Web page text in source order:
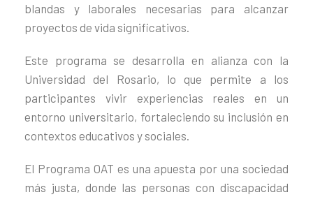
blandas y laborales necesarias para alcanzar
proyectos de vida significativos.
Este programa se desarrolla en alianza con la
Universidad del Rosario, lo que permite a los
participantes vivir experiencias reales en un
entorno universitario, fortaleciendo su inclusión en
contextos educativos y sociales.
El Programa OAT es una apuesta por una sociedad
más justa, donde las personas con discapacidad